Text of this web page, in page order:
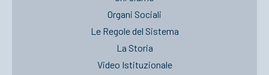
Organi Sociali
Le Regole del Sistema
La Storia
Video Istituzionale